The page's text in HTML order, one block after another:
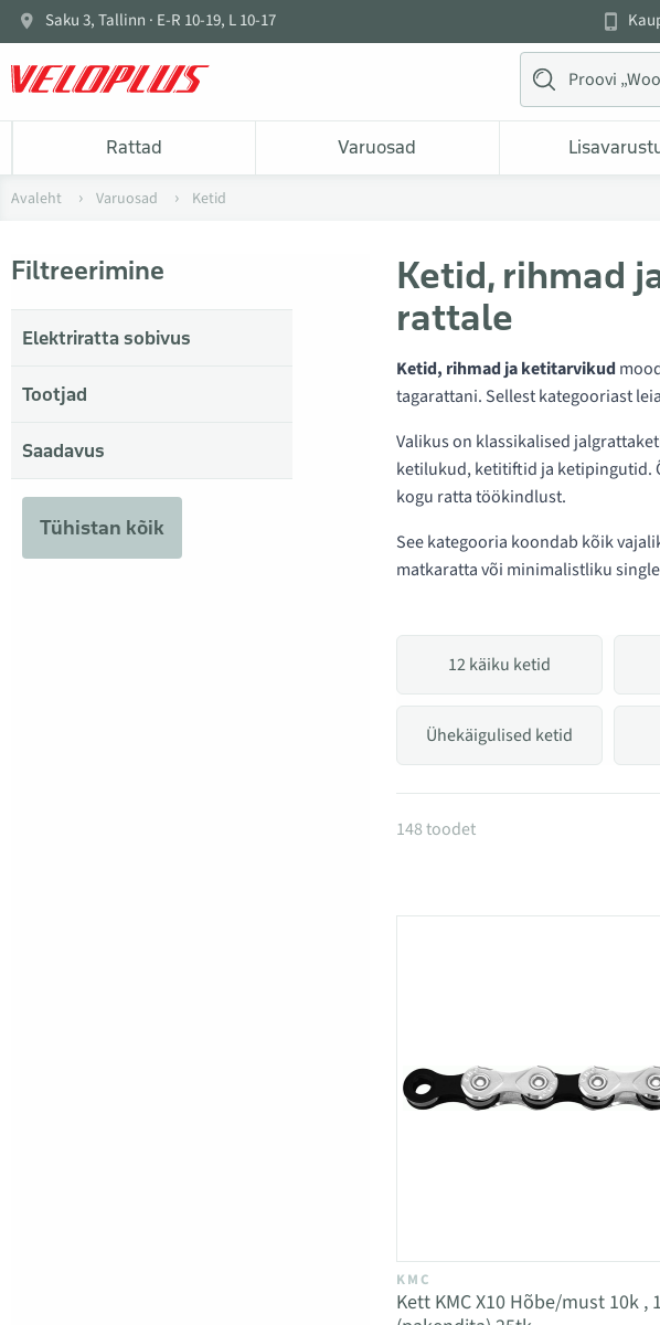
Saku 3, Tallinn · E-R 10-19, L 10-17
Rattad Varuosad
Avaleht Varuosad Ketid
Ketid, rihmad
rattale
Ketid, rihmad ja ketitarvikud
tagarattani. Sellest kategooriast
Valikus on klassikalised
ketilukud, ketitiftid ja ketipingutid.
kogu ratta töökindlust.
See kategooria koondab kõik
matkaratta või minimalistliku
Filtreerimine
Elektriratta sobivus
Tootjad
Saadavus
Tühistan kõik
12 käiku ketid
Ühekäigulised ketid
Tooted kategoorias Ketid
148 toodet
KMC
Kett KMC X10 Hõbe/must 10k ,